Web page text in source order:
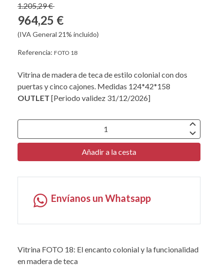
1.205,29 €
964,25 €
(IVA General 21% incluido)
Referencia: FOTO 18
Vitrina de madera de teca de estilo colonial con dos
puertas y cinco cajones. Medidas 124*42*158
OUTLET [Periodo validez 31/12/2026]
Añadir a la cesta
Envíanos un Whatsapp
Vitrina FOTO 18: El encanto colonial y la funcionalidad
en madera de teca